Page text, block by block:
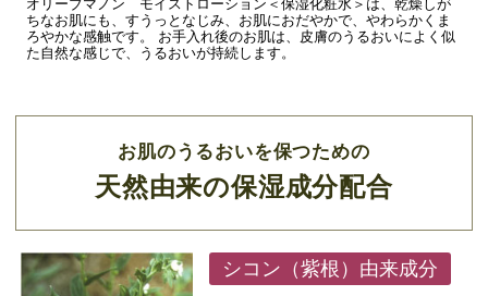
オリーブマノン モイストローション＜保湿化粧水＞は、乾燥しが
ちなお肌にも、すうっとなじみ、お肌におだやかで、やわらかくま
ろやかな感触です。 お手入れ後のお肌は、皮膚のうるおいによく似
た自然な感じで、うるおいが持続します。
お肌のうるおいを保つための
天然由来の保湿成分配合
シコン（紫根）由来成分